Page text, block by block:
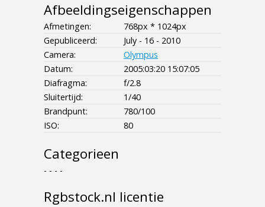
Afbeeldingseigenschappen
Afmetingen:
768px * 1024px
Gepubliceerd:
July - 16 - 2010
Camera:
Olympus
Datum:
2005:03:20 15:07:05
Diafragma:
f/2.8
Sluitertijd:
1/40
Brandpunt:
780/100
ISO:
80
Categorieen
- - - -
Rgbstock.nl licentie